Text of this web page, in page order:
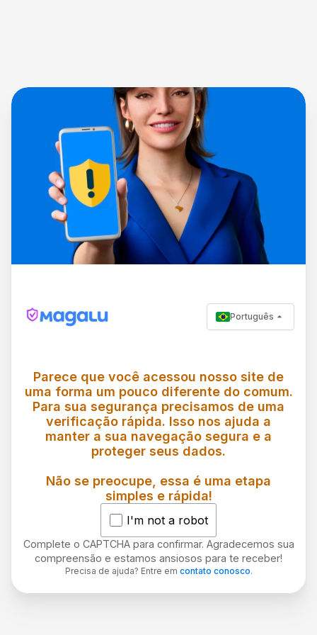
Português
Parece que você acessou nosso site de
uma forma um pouco diferente do comum.
Para sua segurança precisamos de uma
verificação rápida. Isso nos ajuda a
manter a sua navegação segura e a
proteger seus dados.
Não se preocupe, essa é uma etapa
simples e rápida!
I'm not a robot
Complete o CAPTCHA para confirmar. Agradecemos sua
compreensão e estamos ansiosos para te receber!
Precisa de ajuda? Entre em contato conosco.